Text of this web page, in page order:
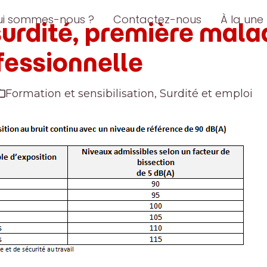
sommes-nous ? Contactez-nous À la une
première
Formation et sensibilisation, Surdité et emploi